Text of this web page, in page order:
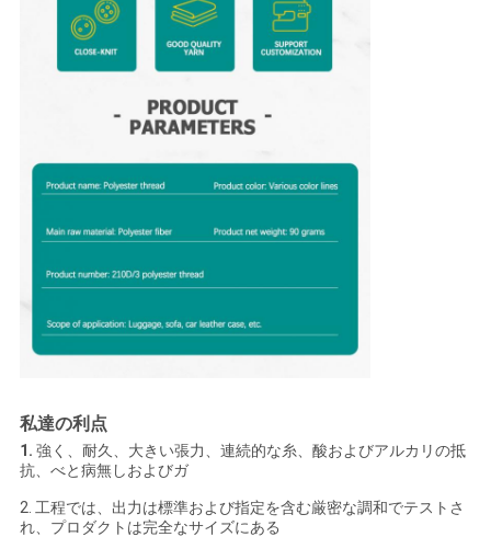
私達の利点
1. 強く、耐久、大きい張力、連続的な糸、酸およびアルカリの抵
抗、べと病無しおよびガ
2. 工程では、出力は標準および指定を含む厳密な調和でテストさ
れ、プロダクトは完全なサイズにある